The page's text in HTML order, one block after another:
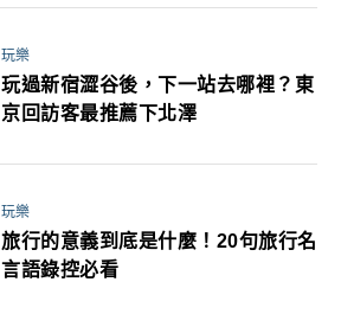
玩樂
玩過新宿澀谷後，下一站去哪裡？東
京回訪客最推薦下北澤
玩樂
旅行的意義到底是什麼！20句旅行名
言語錄控必看